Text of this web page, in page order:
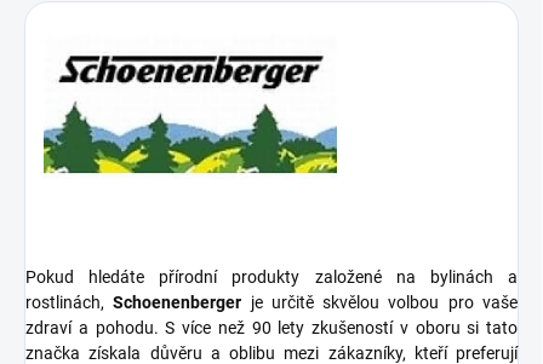
Pokud hledáte přírodní produkty založené na bylinách a
rostlinách,Schoenenberger je určitě skvělou volbou pro vaše
zdraví a pohodu. S více než 90 lety zkušeností v oboru si tato
značka získala důvěru a oblibu mezi zákazníky, kteří preferují